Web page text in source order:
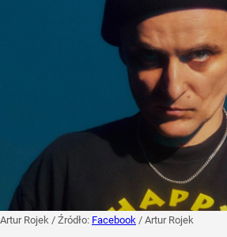
Artur Rojek / Źródło: Facebook / Artur Rojek